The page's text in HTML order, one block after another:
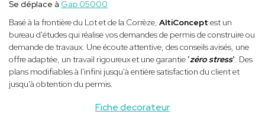
Fiche decorateur
Se déplace à Gap 05000
Basé à la frontière du Lot et de la Corrèze, AltiConcept est un
bureau d'études qui réalise vos demandes de permis de construire ou
demande de travaux. Une écoute attentive, des conseils avisés, une
offre adaptée, un travail rigoureux et une garantie "zéro stress". Des
plans modifiables à l'infini jusqu'à entière satisfaction du client et
jusqu'à obtention du permis.